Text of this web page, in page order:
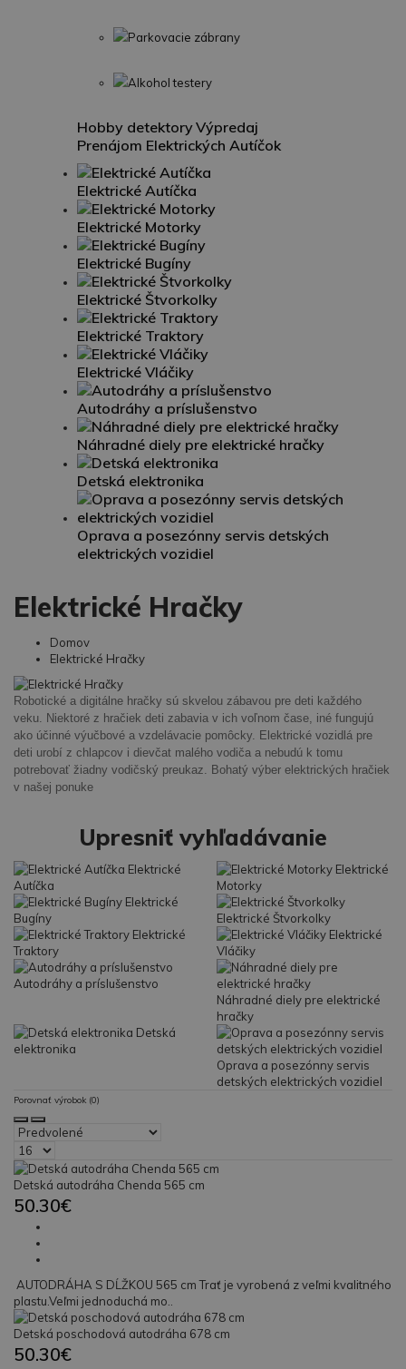
Parkovacie zábrany
Alkohol testery
Hobby detektoryVýpredaj
Prenájom Elektrických Autíčok
Elektrické Autíčka
Elektrické Motorky
Elektrické Bugíny
Elektrické Štvorkolky
Elektrické Traktory
Elektrické Vláčiky
Autodráhy a príslušenstvo
Náhradné diely pre elektrické hračky
Detská elektronika
Oprava a posezónny servis detských
elektrických vozidiel
Elektrické Hračky
Domov
Elektrické Hračky
Robotické a digitálne hračky sú skvelou zábavou pre deti každého
veku. Niektoré z hračiek deti zabavia v ich voľnom čase, iné fungujú
ako účinné výučbové a vzdelávacie pomôcky. Elektrické vozidlá pre
deti urobí z chlapcov i dievčat malého vodiča a nebudú k tomu
potrebovať žiadny vodičský preukaz. Bohatý výber elektrických hračiek
v našej ponuke
Upresniť vyhľadávanie
Elektrické
Autíčka
Elektrické
Motorky
Elektrické
Bugíny
Elektrické Štvorkolky
Elektrické
Traktory
Elektrické
Vláčiky
Autodráhy a príslušenstvo
Náhradné diely pre elektrické
hračky
Detská
elektronika
Oprava a posezónny servis
detských elektrických vozidiel
Porovnať výrobok (0)
Detská autodráha Chenda 565 cm
50.30€
AUTODRÁHA S DĹŽKOU 565 cm Trať je vyrobená z veľmi kvalitného
plastu.Veľmi jednoduchá mo..
Detská poschodová autodráha 678 cm
50.30€